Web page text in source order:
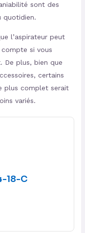
sont des
quotidien.
l’aspirateur peut
si vous
De plus, bien que
certains
plus complet serait
variés.
18-C